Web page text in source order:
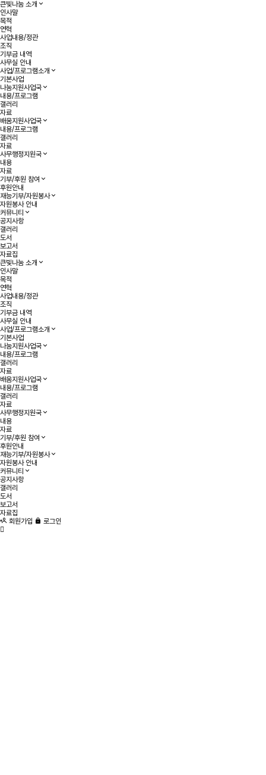
큰빛나눔 소개
인사말
목적
연혁
사업내용/정관
조직
기부금 내역
사무실 안내
사업/프로그램소개
기본사업
나눔지원사업국
내용/프로그램
갤러리
자료
배움지원사업국
내용/프로그램
갤러리
자료
사무행정지원국
내용
자료
기부/후원 참여
후원안내
재능기부/자원봉사
자원봉사 안내
커뮤니티
공지사항
갤러리
도서
보고서
자료집
큰빛나눔 소개
인사말
목적
연혁
사업내용/정관
조직
기부금 내역
사무실 안내
사업/프로그램소개
기본사업
나눔지원사업국
내용/프로그램
갤러리
자료
배움지원사업국
내용/프로그램
갤러리
자료
사무행정지원국
내용
자료
기부/후원 참여
후원안내
재능기부/자원봉사
자원봉사 안내
커뮤니티
공지사항
갤러리
도서
보고서
자료집
회원가입
로그인